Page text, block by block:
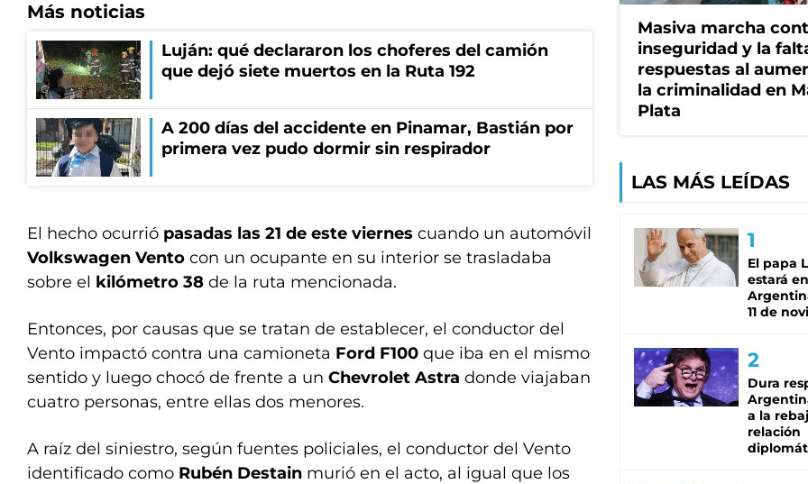
Más noticias
Luján: qué declararon los choferes del camión
que dejó siete muertos en la Ruta 192
A 200 días del accidente en Pinamar, Bastián por
primera vez pudo dormir sin respirador
El hecho ocurrió pasadas las 21 de este viernes cuando un automóvil
Volkswagen Vento con un ocupante en su interior se trasladaba
sobre el kilómetro 38 de la ruta mencionada.
Entonces, por causas que se tratan de establecer, el conductor del
Vento impactó contra una camioneta Ford F100 que iba en el mismo
sentido y luego chocó de frente a un Chevrolet Astra donde viajaban
cuatro personas, entre ellas dos menores.
A raíz del siniestro, según fuentes policiales, el conductor del Vento
identificado como Rubén Destain murió en el acto, al igual que los
Masiva marcha
inseguridad y la
respuestas al
la criminalidad en
Plata
LAS MÁS LEÍDAS
El papa
estará
11 de
Dura
a la
relación